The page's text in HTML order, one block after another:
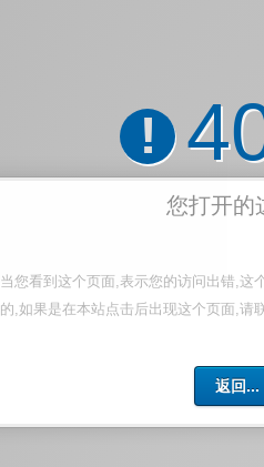
!
您打开的
当您看到这个页面,表示您的访问出错,这
的,如果是在本站点击后出现这个页面,请
返回...